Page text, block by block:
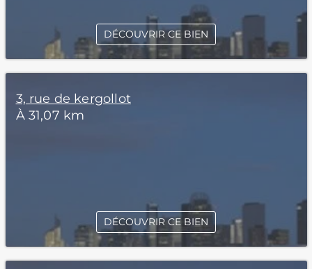
DÉCOUVRIR CE BIEN
3, rue de kergollot
À 31,07 km
DÉCOUVRIR CE BIEN